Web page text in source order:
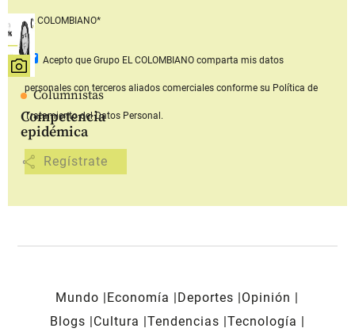
Columnistas
Competencia
epidémica
share
EL COLOMBIANO*
Acepto que Grupo EL COLOMBIANOcomparta mis datos
personales con terceros aliados comerciales conforme su Política de
Tratamiento del Datos Personal.
Mundo Economía Deportes
Opinión
Blogs
Cultura Tendencias Tecnología